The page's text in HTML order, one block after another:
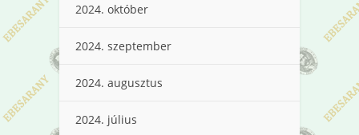
2024. október
2024. szeptember
2024. augusztus
2024. július